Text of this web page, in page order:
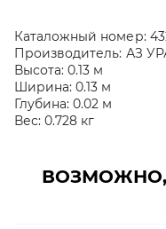
Каталожный номер:
Производитель: АЗ
Высота: 0.13 м
Ширина: 0.13 м
Глубина: 0.02 м
Вес: 0.728 кг